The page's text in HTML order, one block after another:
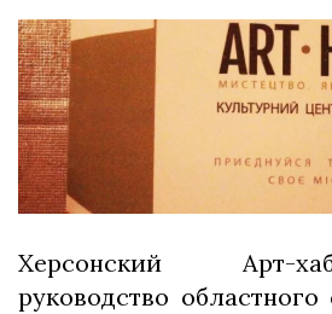
Херсонский Арт-
руководство